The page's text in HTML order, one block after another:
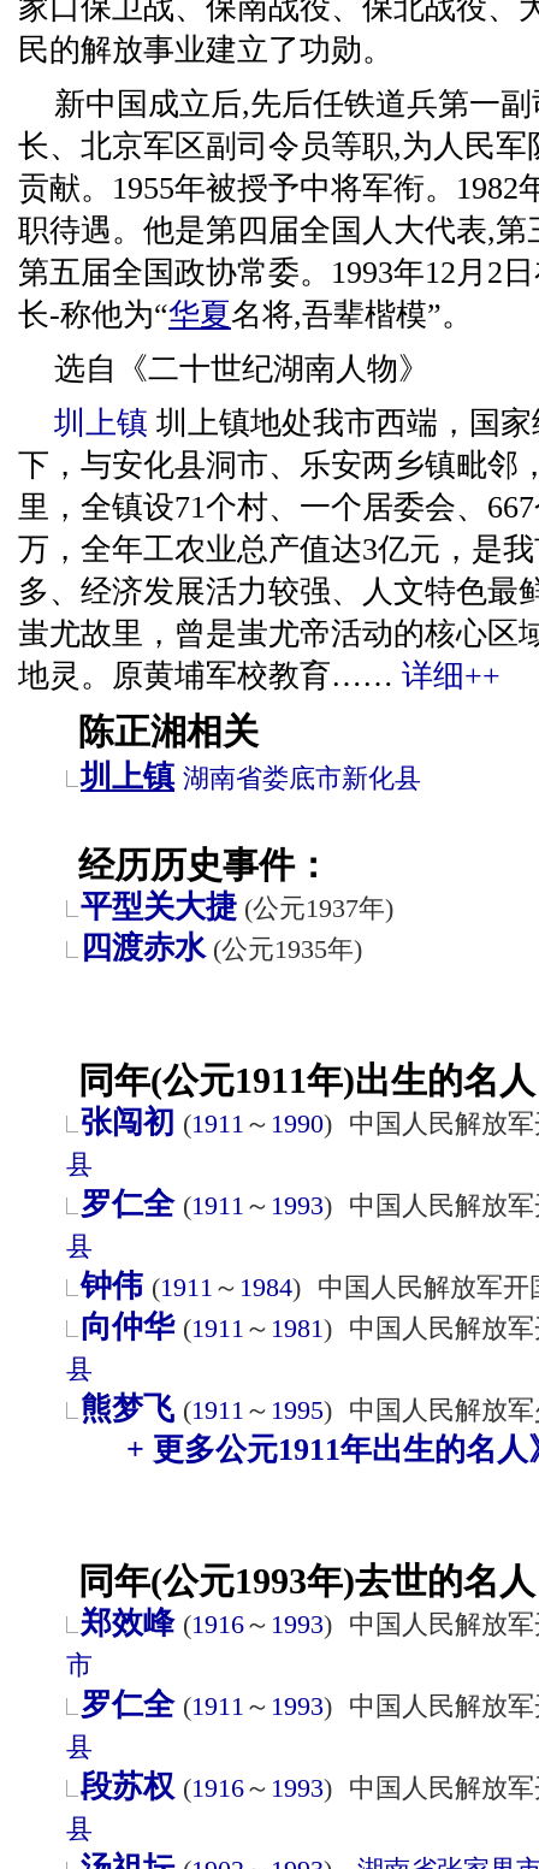
家口保卫战、保南战役、保北战役、
民的解放事业建立了功勋。
新中国成立后,先后任铁道兵第一
长、北京军区副司令员等职,为人民
贡献。1955年被授予中将军衔。1982
职待遇。他是第四届全国人大代表,
第五届全国政协常委。1993年12月2
长-称他为“华夏名将,吾辈楷模”。
选自《二十世纪湖南人物》
圳上镇 圳上镇地处我市西端，国
下，与安化县洞市、乐安两乡镇毗邻
里，全镇设71个村、一个居委会、
万，全年工农业总产值达3亿元，是
多、经济发展活力较强、人文特色最
蚩尤故里，曾是蚩尤帝活动的核心区
地灵。原黄埔军校教育…… 详细++
陈正湘相关
圳上镇 湖南省娄底市新化县
经历历史事件：
平型关大捷 (公元1937年)
四渡赤水(公元1935年)
同年(公元1911年)出生的名
张闯初 (1911 ～ 1990) 中国人民解放
县
罗仁全 (1911 ～ 1993) 中国人民解放
县
钟伟 (1911 ～ 1984) 中国人民解放军开
向仲华 (1911 ～ 1981) 中国人民解放
县
熊梦飞 (1911 ～ 1995) 中国人民解放
+ 更多公元1911年出生的名人
同年(公元1993年)去世的名
郑效峰 (1916～ 1993) 中国人民解放
市
罗仁全 (1911 ～ 1993) 中国人民解放
县
段苏权 (1916～ 1993) 中国人民解放
县